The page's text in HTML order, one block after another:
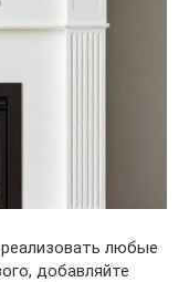
любые
добавляйте